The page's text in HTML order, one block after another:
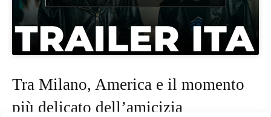
Tra Milano, America e il momento
più delicato dell’amicizia